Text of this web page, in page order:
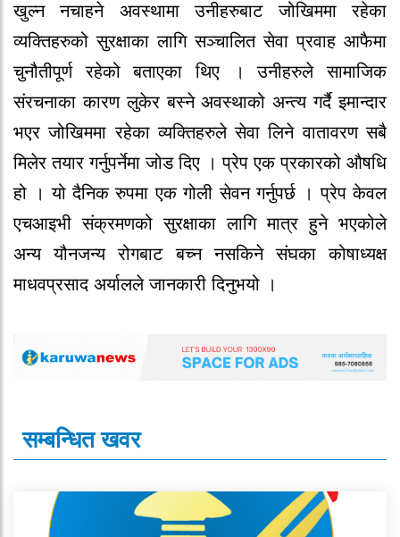
खुल्न नचाहने अवस्थामा उनीहरुबाट जोखिममा रहेका
व्यक्तिहरुको सुरक्षाका लागि सञ्चालित सेवा प्रवाह आफैमा
चुनौतीपूर्ण रहेको बताएका थिए । उनीहरुले सामाजिक
संरचनाका कारण लुकेर बस्ने अवस्थाको अन्त्य गर्दै इमान्दार
भएर जोखिममा रहेका व्यक्तिहरुले सेवा लिने वातावरण सबै
मिलेर तयार गर्नुपर्नेमा जोड दिए । प्रेप एक प्रकारको औषधि
हो । यो दैनिक रुपमा एक गोली सेवन गर्नुपर्छ । प्रेप केवल
एचआइभी संक्रमणको सुरक्षाका लागि मात्र हुने भएकोले
अन्य यौनजन्य रोगबाट बच्न नसकिने संघका कोषाध्यक्ष
माधवप्रसाद अर्यालले जानकारी दिनुभयो ।
सम्बन्धित खवर